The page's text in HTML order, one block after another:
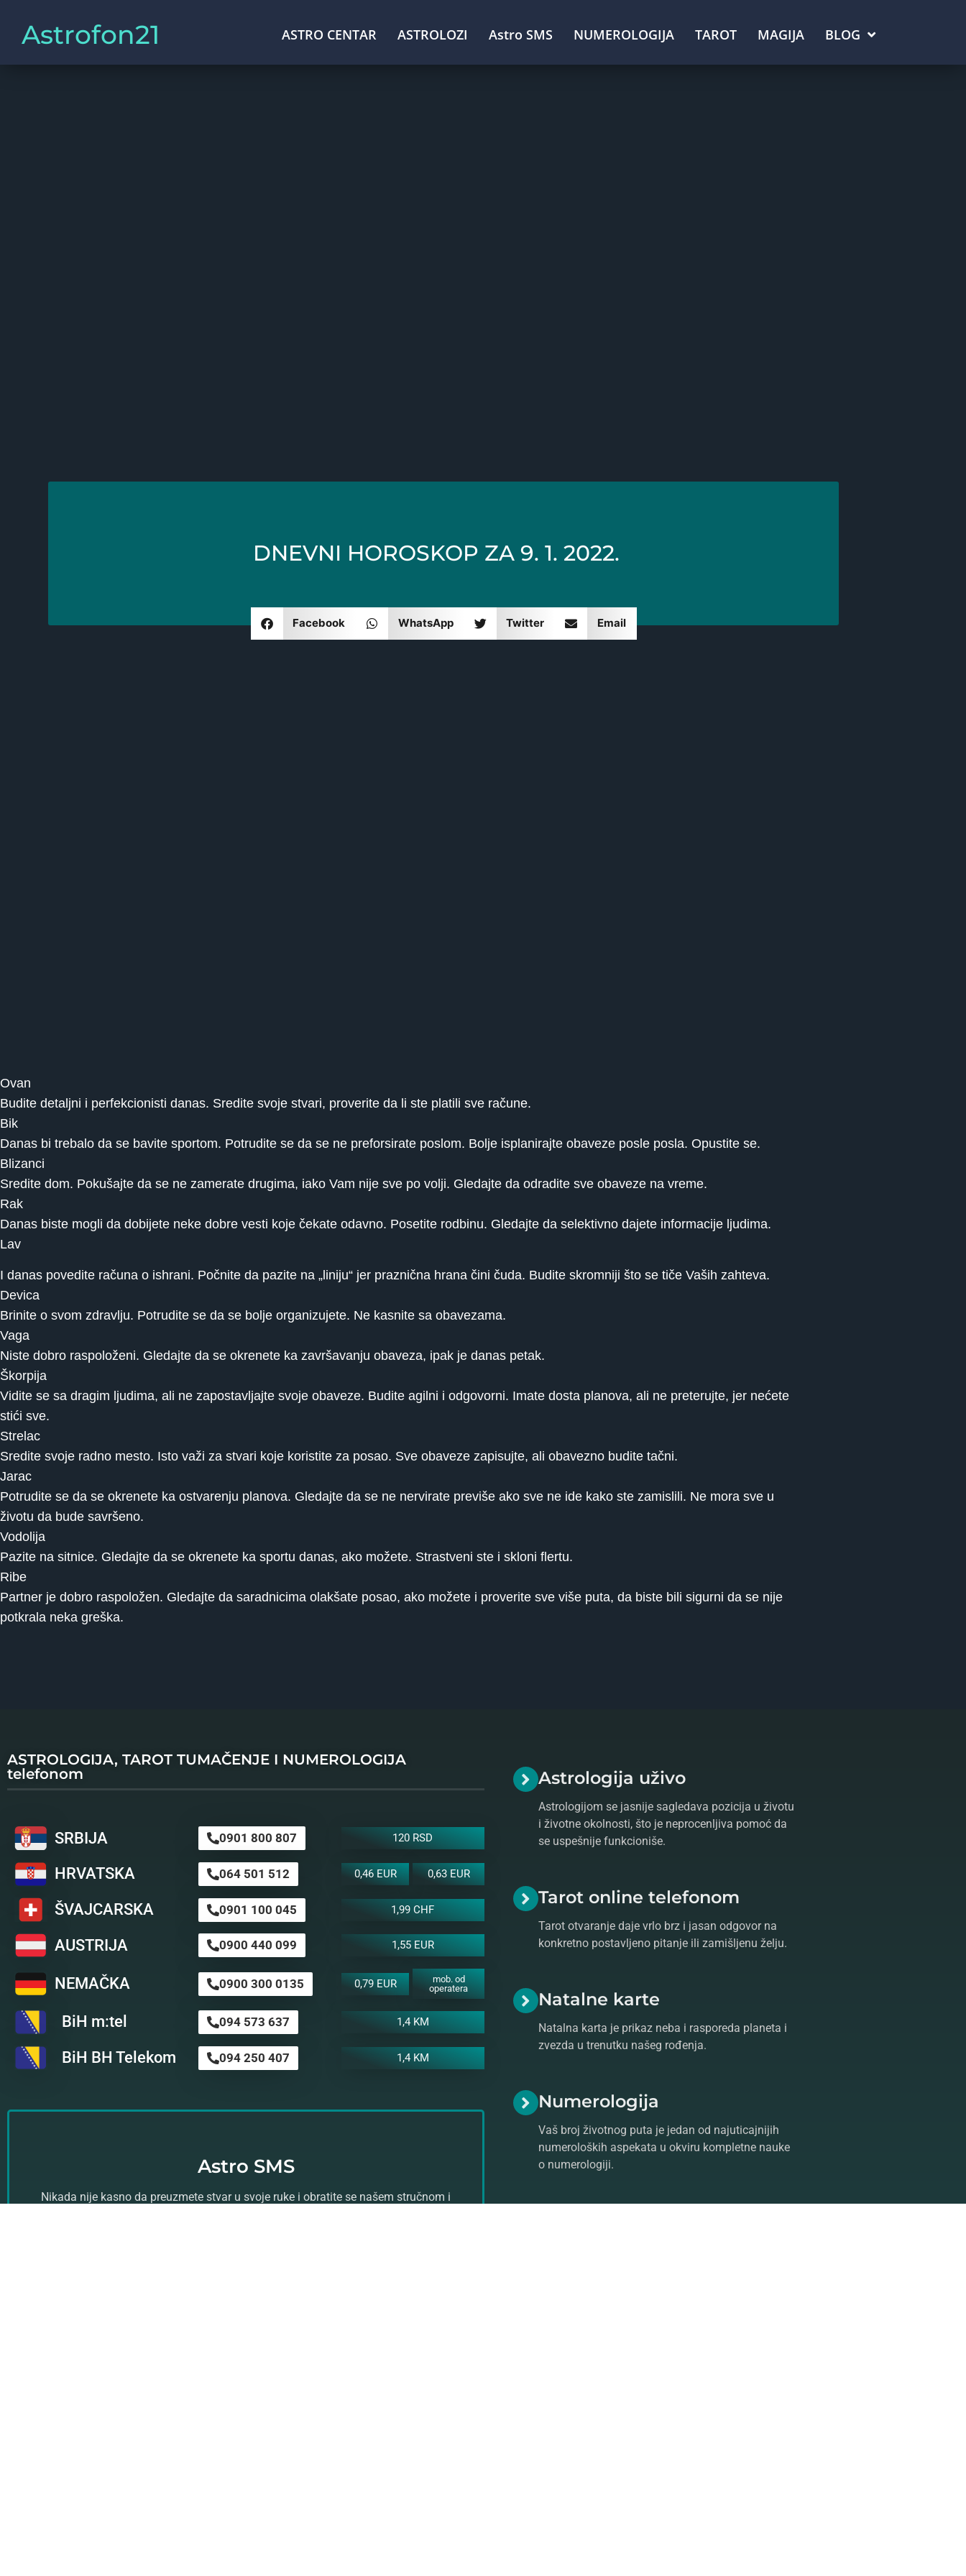
Astrofon21 ASTRO CENTAR ASTROLOZI Astro SMS NUMEROLOGIJA TAROT MAGIJA BLOG
DNEVNI HOROSKOP ZA 9. 1. 2022.
Facebook WhatsApp Twitter Email
Ovan
Budite detaljni i perfekcionisti danas. Sredite svoje stvari, proverite da li ste platili sve račune.
Bik
Danas bi trebalo da se bavite sportom. Potrudite se da se ne preforsirate poslom. Bolje isplanirajte obaveze posle posla. Opustite se.
Blizanci
Sredite dom. Pokušajte da se ne zamerate drugima, iako Vam nije sve po volji. Gledajte da odradite sve obaveze na vreme.
Rak
Danas biste mogli da dobijete neke dobre vesti koje čekate odavno. Posetite rodbinu. Gledajte da selektivno dajete informacije ljudima.
Lav
I danas povedite računa o ishrani. Počnite da pazite na „liniju“ jer praznična hrana čini čuda. Budite skromniji što se tiče Vaših zahteva.
Devica
Brinite o svom zdravlju. Potrudite se da se bolje organizujete. Ne kasnite sa obavezama.
Vaga
Niste dobro raspoloženi. Gledajte da se okrenete ka završavanju obaveza, ipak je danas petak.
Škorpija
Vidite se sa dragim ljudima, ali ne zapostavljajte svoje obaveze. Budite agilni i odgovorni. Imate dosta planova, ali ne preterujte, jer nećete
stići sve.
Strelac
Sredite svoje radno mesto. Isto važi za stvari koje koristite za posao. Sve obaveze zapisujte, ali obavezno budite tačni.
Jarac
Potrudite se da se okrenete ka ostvarenju planova. Gledajte da se ne nervirate previše ako sve ne ide kako ste zamislili. Ne mora sve u
životu da bude savršeno.
Vodolija
Pazite na sitnice. Gledajte da se okrenete ka sportu danas, ako možete. Strastveni ste i skloni flertu.
Ribe
Partner je dobro raspoložen. Gledajte da saradnicima olakšate posao, ako možete i proverite sve više puta, da biste bili sigurni da se nije
potkrala neka greška.
ASTROLOGIJA, TAROT TUMAČENJE I NUMEROLOGIJA
telefonom
SRBIJA 0901 800 807 120 RSD
HRVATSKA 064 501 512 0,46 EUR 0,63 EUR
ŠVAJCARSKA 0901 100 045 1,99 CHF
AUSTRIJA 0900 440 099 1,55 EUR
NEMAČKA 0900 300 0135 0,79 EUR
mob. od
operatera
BiH m:tel 094 573 637 1,4 KM
BiH BH Telekom 094 250 407 1,4 KM
Astro SMS
Nikada nije kasno da preuzmete stvar u svoje ruke i obratite se našem stručnom i
Astrologija uživo
Astrologijom se jasnije sagledava pozicija u životu
i životne okolnosti, što je neprocenljiva pomoć da
se uspešnije funkcioniše.
Tarot online telefonom
Tarot otvaranje daje vrlo brz i jasan odgovor na
konkretno postavljeno pitanje ili zamišljenu želju.
Natalne karte
Natalna karta je prikaz neba i rasporeda planeta i
zvezda u trenutku našeg rođenja.
Numerologija
Vaš broj životnog puta je jedan od najuticajnijih
numeroloških aspekata u okviru kompletne nauke
o numerologiji.